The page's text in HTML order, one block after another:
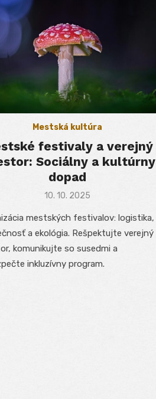
Mestská kultúra
festivaly a verejný
Sociálny a kultúrny
dopad
Posted
10. 10. 2025
mestských festivalov: logistika,
a ekológia. Rešpektujte verejný
komunikujte so susedmi a
inkluzívny program.